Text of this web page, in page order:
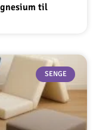
til
SENGE